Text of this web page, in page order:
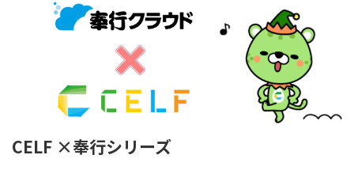
CELF ×奉行シリーズ